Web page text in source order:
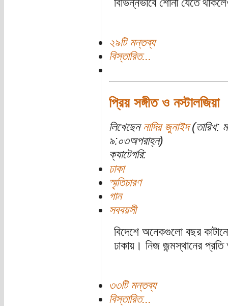
বিভিন্নভাবে শোনা যেতে
২৯টি মন্তব্য
বিস্তারিত...
প্রিয় সঙ্গীত ও নস্টালজিয়া
লিখেছেন নাদির জুনাইদ(তারিখ:
৯:০৩অপরাহ্ন)
ক্যাটেগরি:
ঢাকা
স্মৃতিচারণ
গান
সববয়সী
বিদেশে অনেকগুলো বছর
ঢাকায়। নিজ জন্মস্থানের
৩৩টি মন্তব্য
বিস্তারিত...